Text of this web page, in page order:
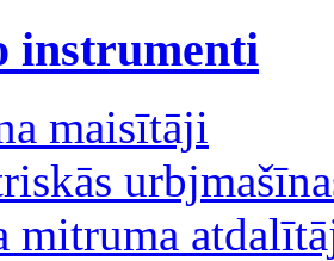
instrumenti
maisītāji
mitruma